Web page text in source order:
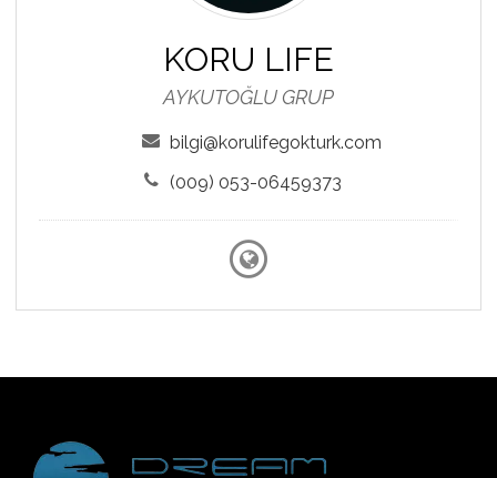
KORU LIFE
AYKUTOĞLU GRUP
bilgi@korulifegokturk.com
(009) 053-06459373